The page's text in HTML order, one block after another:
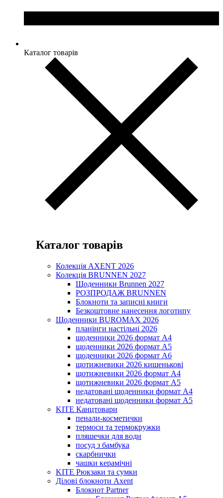
Каталог товарів
Каталог товарів
Колекція AXENT 2026
Колекція BRUNNEN 2027
Щоденники Brunnen 2027
РОЗПРОДАЖ BRUNNEN
Блокноти та записні книги
Безкоштовне нанесення логотипу
Щоденники BUROMAX 2026
планінги настільні 2026
щоденники 2026 формат А4
щоденники 2026 формат А5
щоденники 2026 формат А6
щотижневики 2026 кишенькові
щотижневики 2026 формат А4
щотижневики 2026 формат А5
недатовані щоденники формат А4
недатовані щоденники формат А5
KITE Канцтовари
пенали-косметички
термоси та термокружки
пляшечки для води
посуд з бамбука
скарбнички
чашки керамічні
KITE Рюкзаки та сумки
Ділові блокноти Axent
Блокнот Partner